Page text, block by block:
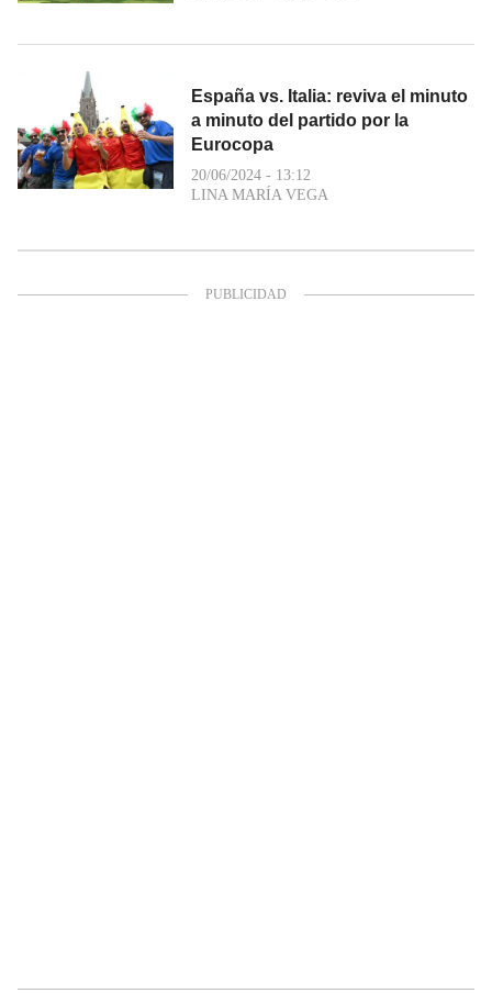
España vs. Italia: reviva el minuto
a minuto del partido por la
Eurocopa
20/06/2024 - 13:12
LINA MARÍA VEGA